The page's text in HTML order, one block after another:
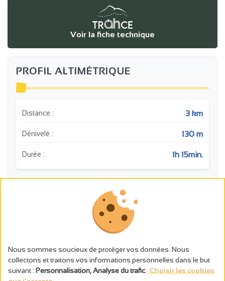
Voir la fiche technique
PROFIL ALTIMÉTRIQUE
Distance : 3 km
Dénivelé : 130 m
Durée : 1h 15min.
140
160
180 3
4
Nous sommes soucieux de protéger vos données. Nous
collectons et traitons vos informations personnelles dans le but
suivant : Personnalisation, Analyse du trafic Choisir les cookies